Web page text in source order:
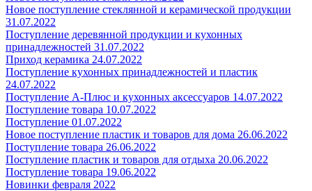
Новое поступление стеклянной и керамической продукции
31.07.2022
Поступление деревянной продукции и кухонных
принадлежностей 31.07.2022
Приход керамика 24.07.2022
Поступление кухонных принадлежностей и пластик
24.07.2022
Поступление А-Плюс и кухонных аксессуаров 14.07.2022
Поступление товара 10.07.2022
Поступление 01.07.2022
Новое поступление пластик и товаров для дома 26.06.2022
Поступление товара 26.06.2022
Поступление пластик и товаров для отдыха 20.06.2022
Поступление товара 19.06.2022
Новинки февраля 2022